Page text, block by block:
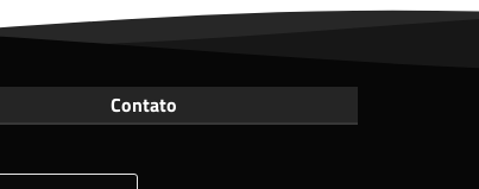
Contato